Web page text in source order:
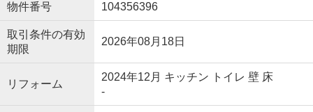
物件番号 104356396
取引条件の有効
期限
2026年08月18日
リフォーム
2024年12月 キッチン トイレ 壁 床
-